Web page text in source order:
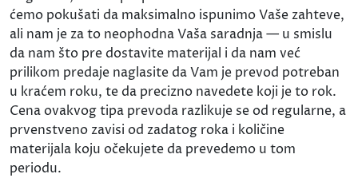
ćemo pokušati da maksimalno ispunimo Vaše zahteve,
ali nam je za to neophodna Vaša saradnja — u smislu
da nam što pre dostavite materijal i da nam već
prilikom predaje naglasite da Vam je prevod potreban
u kraćem roku, te da precizno navedete koji je to rok.
Cena ovakvog tipa prevoda razlikuje se od regularne, a
prvenstveno zavisi od zadatog roka i količine
materijala koju očekujete da prevedemo u tom
periodu.